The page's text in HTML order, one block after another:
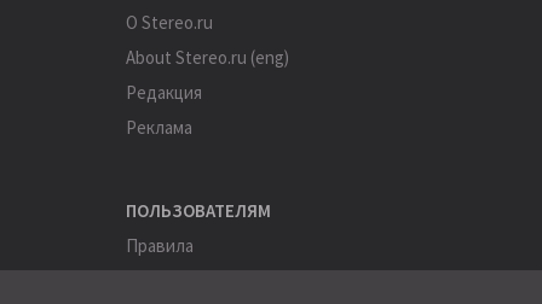
О Stereo.ru
About Stereo.ru (eng)
Редакция
Реклама
ПОЛЬЗОВАТЕЛЯМ
Правила